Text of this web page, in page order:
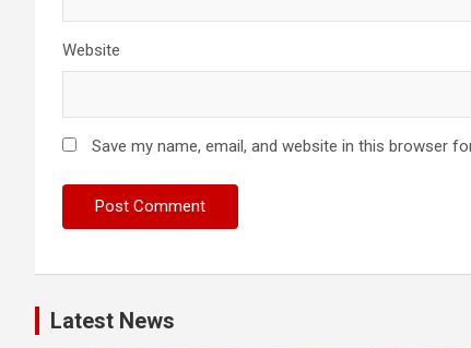
Website
Save my name, email, and website in this browser
Latest News